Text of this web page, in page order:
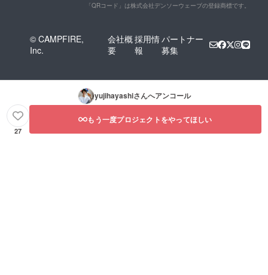
「QRコード」は株式会社デンソーウェーブの登録商標です。
© CAMPFIRE,
Inc.
会社概
要
採用情
報
パートナー
募集
yujihayashiさんへアンコール
27
もう一度プロジェクトをやってほしい